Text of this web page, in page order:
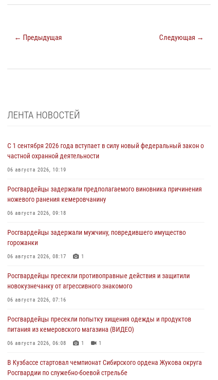
← Предыдущая Следующая →
ЛЕНТА НОВОСТЕЙ
С 1 сентября 2026 года вступает в силу новый федеральный закон о
частной охранной деятельности
06 августа 2026, 10:19
Росгвардейцы задержали предполагаемого виновника причинения
ножевого ранения кемеровчанину
06 августа 2026, 09:18
Росгвардейцы задержали мужчину, повредившего имущество
горожанки
06 августа 2026, 08:17 1
Росгвардейцы пресекли противоправные действия и защитили
новокузнечанку от агрессивного знакомого
06 августа 2026, 07:16
Росгвардейцы пресекли попытку хищения одежды и продуктов
питания из кемеровского магазина (ВИДЕО)
06 августа 2026, 06:08 1 1
В Кузбассе стартовал чемпионат Сибирского ордена Жукова округа
Росгвардии по служебно-боевой стрельбе